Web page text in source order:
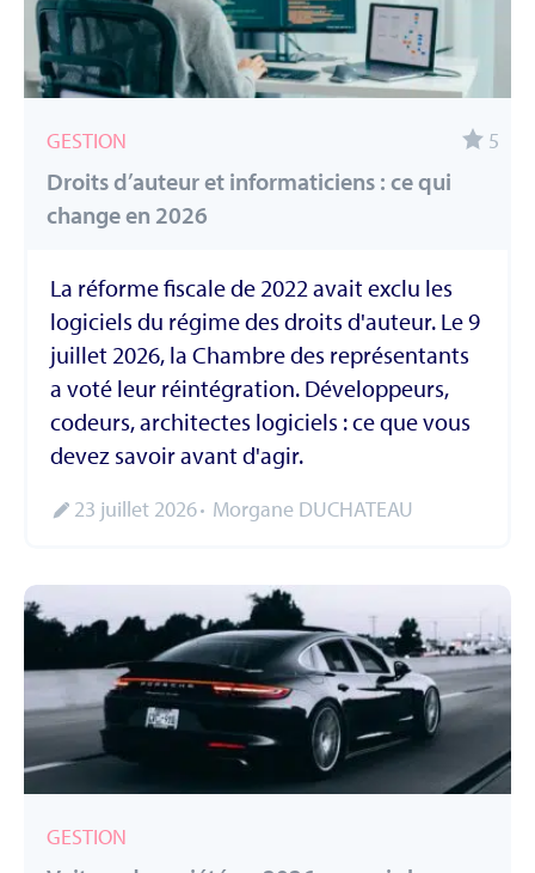
GESTION 5
Droits d’auteur et informaticiens : ce qui
change en 2026
La réforme fiscale de 2022 avait exclu les
logiciels du régime des droits d'auteur. Le 9
juillet 2026, la Chambre des représentants
a voté leur réintégration. Développeurs,
codeurs, architectes logiciels : ce que vous
devez savoir avant d'agir.
23 juillet 2026 Morgane DUCHATEAU
GESTION